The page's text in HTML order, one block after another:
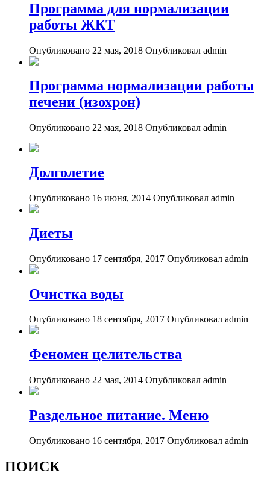
Программа для нормализации
работы ЖКТ
Опубликовано 22 мая, 2018 Опубликовал admin
Программа нормализации работы
печени (изохрон)
Опубликовано 22 мая, 2018 Опубликовал admin
Долголетие
Опубликовано 16 июня, 2014 Опубликовал admin
Диеты
Опубликовано 17 сентября, 2017 Опубликовал admin
Очистка воды
Опубликовано 18 сентября, 2017 Опубликовал admin
Феномен целительства
Опубликовано 22 мая, 2014 Опубликовал admin
Раздельное питание. Меню
Опубликовано 16 сентября, 2017 Опубликовал admin
ПОИСК